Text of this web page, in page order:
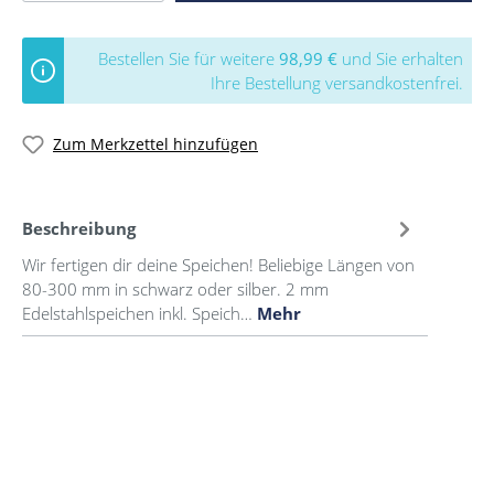
Bestellen Sie für weitere 98,99 € und Sie erhalten
Ihre Bestellung versandkostenfrei.
Zum Merkzettel hinzufügen
Beschreibung
Wir fertigen dir deine Speichen! Beliebige Längen von
80-300 mm in schwarz oder silber. 2 mm
Edelstahlspeichen inkl. Speich… Mehr